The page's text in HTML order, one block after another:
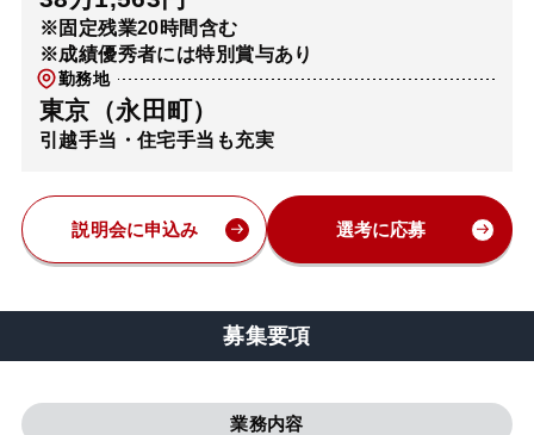
※固定残業20時間含む
※成績優秀者には特別賞与あり
勤務地
東京（永田町）
引越手当・住宅手当も充実
説明会に申込み 選考に応募
募集要項
業務内容
アクセス
弁護士・税理士
費用